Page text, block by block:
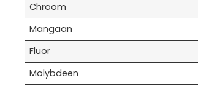
Chroom
Mangaan
Fluor
Molybdeen